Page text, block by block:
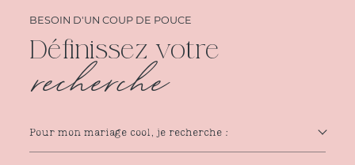
BESOIN D'UN COUP DE POUCE
Définissez votre
recherche
Pour mon mariage cool, je recherche :